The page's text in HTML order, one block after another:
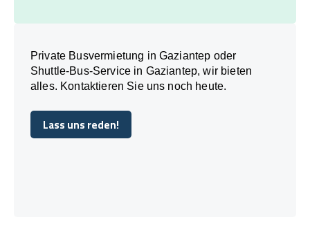
Private Busvermietung in Gaziantep oder
Shuttle-Bus-Service in Gaziantep, wir bieten
alles. Kontaktieren Sie uns noch heute.
Lass uns reden!
Lass uns reden!